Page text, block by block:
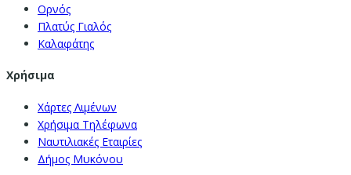
Ορνός
Πλατύς Γιαλός
Καλαφάτης
Χρήσιμα
Χάρτες Λιμένων
Χρήσιμα Τηλέφωνα
Ναυτιλιακές Εταιρίες
Δήμος Μυκόνου